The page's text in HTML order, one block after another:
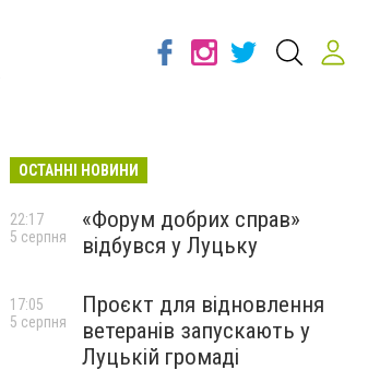
ОСТАННІ НОВИНИ
«Форум добрих справ»
відбувся у Луцьку
22:17
5 серпня
Проєкт для відновлення
ветеранів запускають у
Луцькій громаді
17:05
5 серпня